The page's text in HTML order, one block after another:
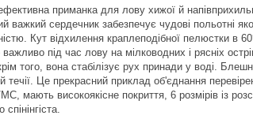
приманка для лову хижої й
важкий сердечник забезпечує чудові польотні
Кут відхилення краплеподібної пелюстки в
під час лову на мілководних і рясніх
того, вона стабілізує рух принади у воді.
течії. Це прекрасний приклад об'єднання
мають високоякісне покриття, 6 розмірів із